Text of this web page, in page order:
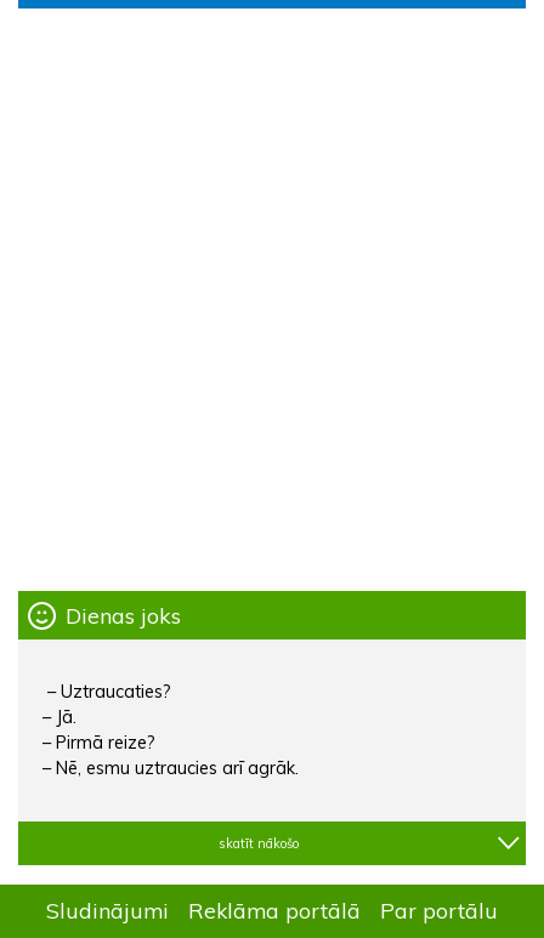
Dienas joks
– Uztraucaties?
– Jā.
– Pirmā reize?
– Nē, esmu uztraucies arī agrāk.
skatīt nākošo
Sludinājumi Reklāma portālā Par portālu